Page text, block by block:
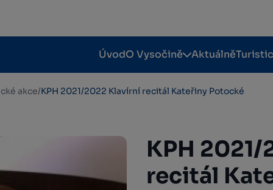
ÚvodO Vysočině Aktuálně
akce/KPH 2021/2022 Klavírní recitál Kateřiny Potocké
KPH
recitál